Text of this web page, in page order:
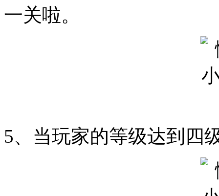
一关啦。
5、当玩家的等级达到四